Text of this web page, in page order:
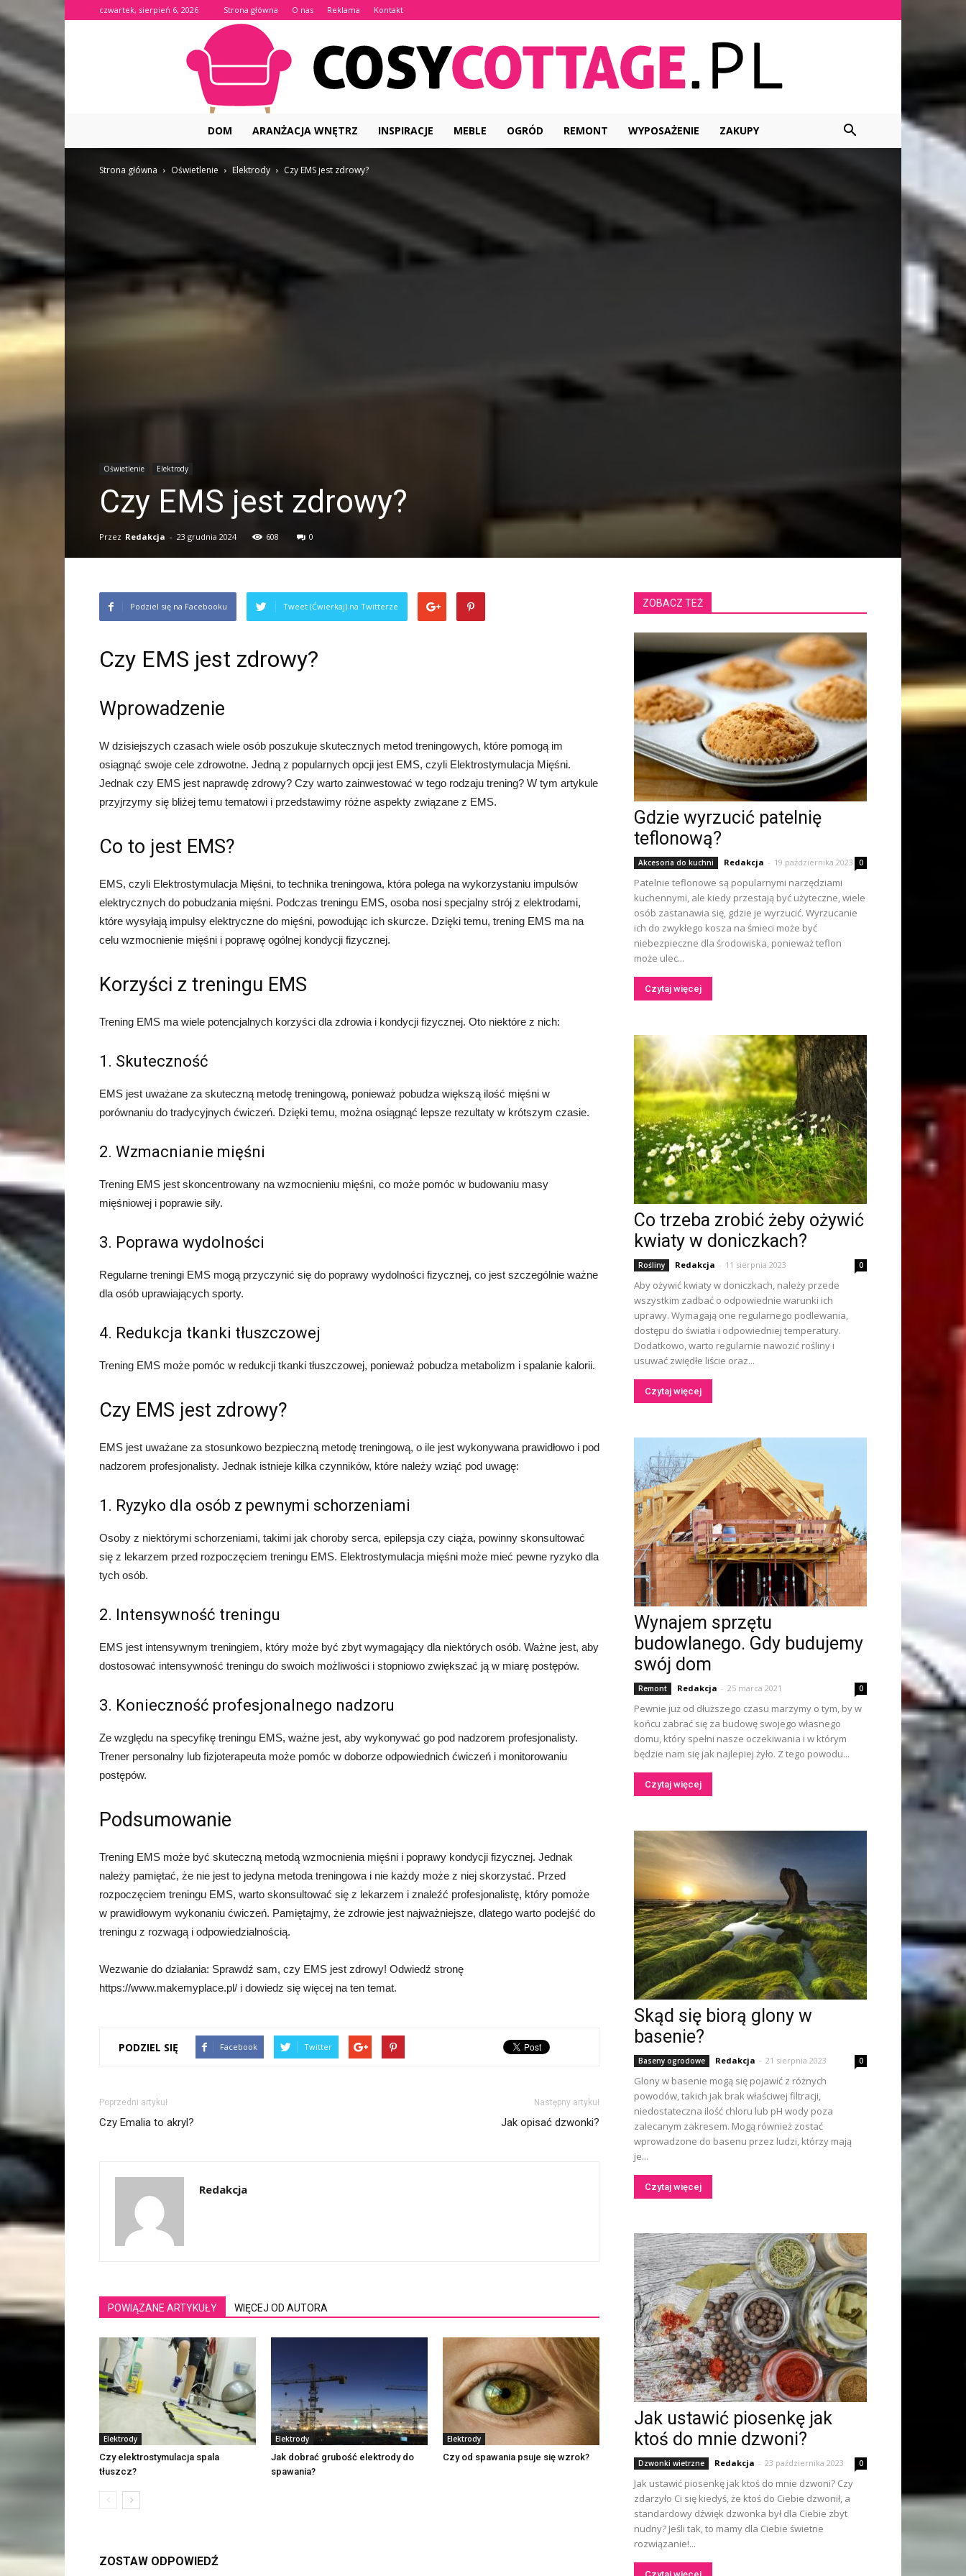
czwartek, sierpień 6, 2026 Strona główna O nas Reklama Kontakt
DOM ARANŻACJA WNĘTRZ INSPIRACJE MEBLE OGRÓD REMONT WYPOSAŻENIE ZAKUPY
Strona główna Oświetlenie Elektrody Czy EMS jest zdrowy?
Oświetlenie Elektrody
Czy EMS jest zdrowy?
Przez Redakcja - 23 grudnia 2024 608 0
Podziel się na Facebooku Tweet (Ćwierkaj) na Twitterze
Czy EMS jest zdrowy?
Wprowadzenie
W dzisiejszych czasach wiele osób poszukuje skutecznych metod treningowych, które pomogą im
osiągnąć swoje cele zdrowotne. Jedną z popularnych opcji jest EMS, czyli Elektrostymulacja Mięśni.
Jednak czy EMS jest naprawdę zdrowy? Czy warto zainwestować w tego rodzaju trening? W tym artykule
przyjrzymy się bliżej temu tematowi i przedstawimy różne aspekty związane z EMS.
Co to jest EMS?
EMS, czyli Elektrostymulacja Mięśni, to technika treningowa, która polega na wykorzystaniu impulsów
elektrycznych do pobudzania mięśni. Podczas treningu EMS, osoba nosi specjalny strój z elektrodami,
które wysyłają impulsy elektryczne do mięśni, powodując ich skurcze. Dzięki temu, trening EMS ma na
celu wzmocnienie mięśni i poprawę ogólnej kondycji fizycznej.
Korzyści z treningu EMS
Trening EMS ma wiele potencjalnych korzyści dla zdrowia i kondycji fizycznej. Oto niektóre z nich:
1. Skuteczność
EMS jest uważane za skuteczną metodę treningową, ponieważ pobudza większą ilość mięśni w
porównaniu do tradycyjnych ćwiczeń. Dzięki temu, można osiągnąć lepsze rezultaty w krótszym czasie.
2. Wzmacnianie mięśni
Trening EMS jest skoncentrowany na wzmocnieniu mięśni, co może pomóc w budowaniu masy
mięśniowej i poprawie siły.
3. Poprawa wydolności
Regularne treningi EMS mogą przyczynić się do poprawy wydolności fizycznej, co jest szczególnie ważne
dla osób uprawiających sporty.
4. Redukcja tkanki tłuszczowej
Trening EMS może pomóc w redukcji tkanki tłuszczowej, ponieważ pobudza metabolizm i spalanie kalorii.
Czy EMS jest zdrowy?
EMS jest uważane za stosunkowo bezpieczną metodę treningową, o ile jest wykonywana prawidłowo i pod
nadzorem profesjonalisty. Jednak istnieje kilka czynników, które należy wziąć pod uwagę:
1. Ryzyko dla osób z pewnymi schorzeniami
Osoby z niektórymi schorzeniami, takimi jak choroby serca, epilepsja czy ciąża, powinny skonsultować
się z lekarzem przed rozpoczęciem treningu EMS. Elektrostymulacja mięśni może mieć pewne ryzyko dla
tych osób.
2. Intensywność treningu
EMS jest intensywnym treningiem, który może być zbyt wymagający dla niektórych osób. Ważne jest, aby
dostosować intensywność treningu do swoich możliwości i stopniowo zwiększać ją w miarę postępów.
3. Konieczność profesjonalnego nadzoru
Ze względu na specyfikę treningu EMS, ważne jest, aby wykonywać go pod nadzorem profesjonalisty.
Trener personalny lub fizjoterapeuta może pomóc w doborze odpowiednich ćwiczeń i monitorowaniu
postępów.
Podsumowanie
Trening EMS może być skuteczną metodą wzmocnienia mięśni i poprawy kondycji fizycznej. Jednak
należy pamiętać, że nie jest to jedyna metoda treningowa i nie każdy może z niej skorzystać. Przed
rozpoczęciem treningu EMS, warto skonsultować się z lekarzem i znaleźć profesjonalistę, który pomoże
w prawidłowym wykonaniu ćwiczeń. Pamiętajmy, że zdrowie jest najważniejsze, dlatego warto podejść do
treningu z rozwagą i odpowiedzialnością.
Wezwanie do działania: Sprawdź sam, czy EMS jest zdrowy! Odwiedź stronę
https://www.makemyplace.pl/ i dowiedz się więcej na ten temat.
PODZIEL SIĘ Facebook Twitter
Poprzedni artykuł
Czy Emalia to akryl?
Następny artykuł
Jak opisać dzwonki?
Redakcja
POWIĄZANE ARTYKUŁY WIĘCEJ OD AUTORA
Elektrody
Czy elektrostymulacja spala
tłuszcz?
Elektrody
Jak dobrać grubość elektrody do
spawania?
Elektrody
Czy od spawania psuje się wzrok?
ZOSTAW ODPOWIEDŹ
ZOBACZ TEŻ
Gdzie wyrzucić patelnię
teflonową?
Akcesoria do kuchni Redakcja - 19 października 2023 0
Patelnie teflonowe są popularnymi narzędziami
kuchennymi, ale kiedy przestają być użyteczne, wiele
osób zastanawia się, gdzie je wyrzucić. Wyrzucanie
ich do zwykłego kosza na śmieci może być
niebezpieczne dla środowiska, ponieważ teflon
może ulec...
Czytaj więcej
Co trzeba zrobić żeby ożywić
kwiaty w doniczkach?
Rośliny Redakcja - 11 sierpnia 2023 0
Aby ożywić kwiaty w doniczkach, należy przede
wszystkim zadbać o odpowiednie warunki ich
uprawy. Wymagają one regularnego podlewania,
dostępu do światła i odpowiedniej temperatury.
Dodatkowo, warto regularnie nawozić rośliny i
usuwać zwiędłe liście oraz...
Czytaj więcej
Wynajem sprzętu
budowlanego. Gdy budujemy
swój dom
Remont Redakcja - 25 marca 2021 0
Pewnie już od dłuższego czasu marzymy o tym, by w
końcu zabrać się za budowę swojego własnego
domu, który spełni nasze oczekiwania i w którym
będzie nam się jak najlepiej żyło. Z tego powodu...
Czytaj więcej
Skąd się biorą glony w
basenie?
Baseny ogrodowe Redakcja - 21 sierpnia 2023 0
Glony w basenie mogą się pojawić z różnych
powodów, takich jak brak właściwej filtracji,
niedostateczna ilość chloru lub pH wody poza
zalecanym zakresem. Mogą również zostać
wprowadzone do basenu przez ludzi, którzy mają
je...
Czytaj więcej
Jak ustawić piosenkę jak
ktoś do mnie dzwoni?
Dzwonki wietrzne Redakcja - 23 października 2023 0
Jak ustawić piosenkę jak ktoś do mnie dzwoni? Czy
zdarzyło Ci się kiedyś, że ktoś do Ciebie dzwonił, a
standardowy dźwięk dzwonka był dla Ciebie zbyt
nudny? Jeśli tak, to mamy dla Ciebie świetne
rozwiązanie!...